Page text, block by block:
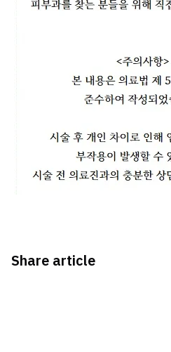
Share article